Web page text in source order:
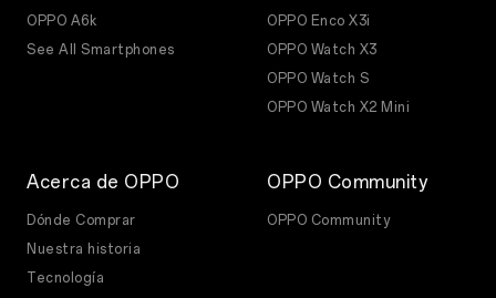
OPPO A6k
See All Smartphones
OPPO Enco X3i
OPPO Watch X3
OPPO Watch S
OPPO Watch X2 Mini
Acerca de OPPO
Dónde Comprar
Nuestra historia
Tecnología
OPPO Community
OPPO Community